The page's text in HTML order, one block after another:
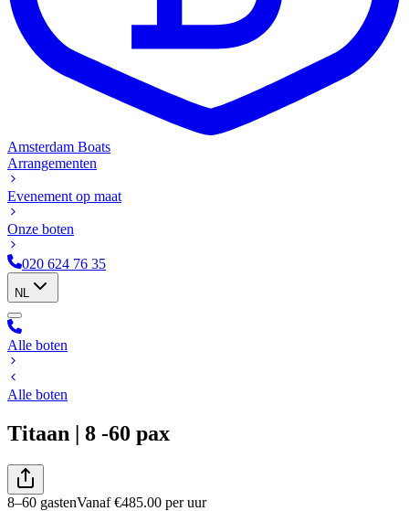
Amsterdam Boats
Arrangementen
Evenement op maat
Onze boten
020 624 76 35
NL
Alle boten
Alle boten
Titaan | 8 -60 pax
8–60 gastenVanaf€485.00 per uur